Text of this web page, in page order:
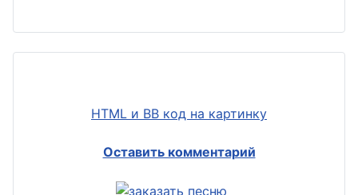
HTML и BB код на картинку
Оставить комментарий